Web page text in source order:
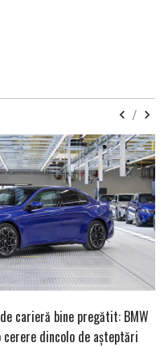
/
carieră bine pregătit: BMW
dincolo de așteptări